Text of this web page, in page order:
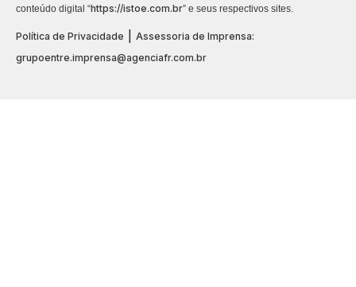
conteúdo digital “https://istoe.com.br” e seus respectivos sites.
Política de Privacidade
Assessoria de Imprensa:
grupoentre.imprensa@agenciafr.com.br